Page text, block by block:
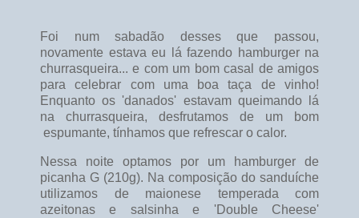
Foi num sabadão desses que passou,
novamente estava eu lá fazendo hamburger na
churrasqueira... e com um bom casal de amigos
para celebrar com uma boa taça de vinho!
Enquanto os 'danados' estavam queimando lá
na churrasqueira, desfrutamos de um bom
espumante, tínhamos que refrescar o calor.
Nessa noite optamos por um hamburger de
picanha G (210g). Na composição do sanduíche
utilizamos de maionese temperada com
azeitonas e salsinha e 'Double Cheese'